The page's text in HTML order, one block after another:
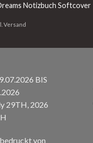
Notizbuch Softcover
Versand
BIS
29TH, 2026
von